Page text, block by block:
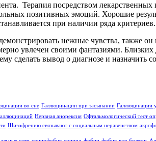
Терапия посредством лекарственных
позитивных эмоций. Хорошие
при наличии ряда критериев.
нежные чувства, также он
увлечен своими фантазиями.
сделать вывод о диагнозе и назначить
во сне Галлюцинации при засыпании Галлюцинации
Нервная анорексия Офтальмологический тест
Шизофрению связывают с социальным неравенством